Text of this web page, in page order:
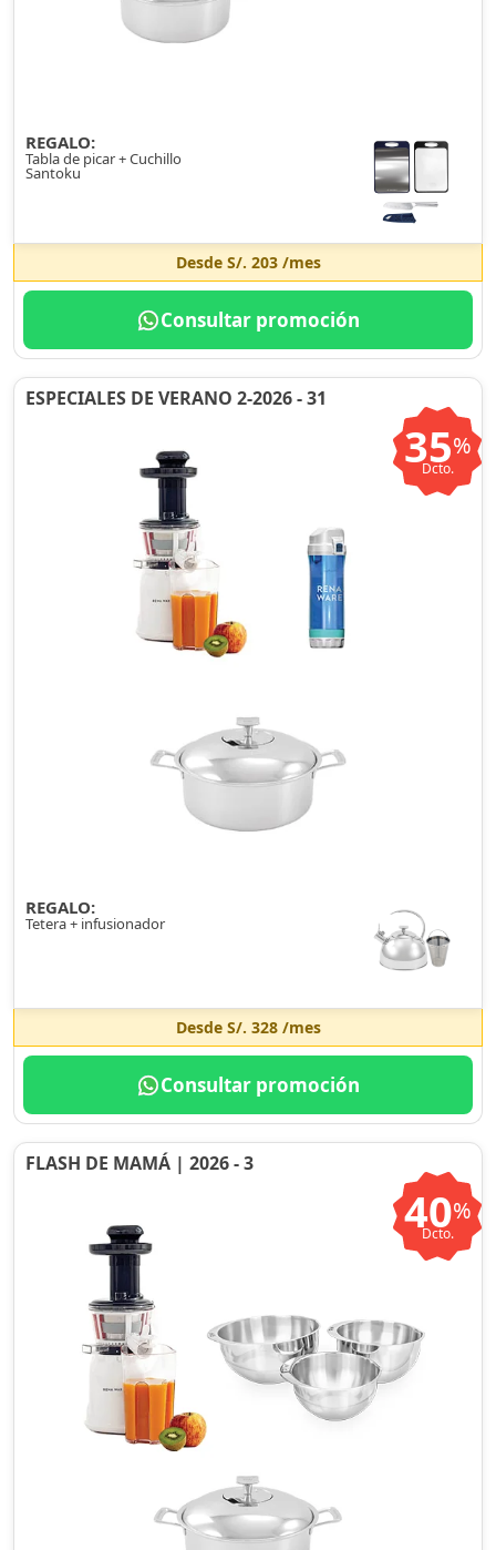
REGALO:
Tabla de picar + Cuchillo
Santoku
Desde S/. 203/mes
Consultar promoción
ESPECIALES DE VERANO 2-2026 - 31
35%
Dcto.
REGALO:
Tetera + infusionador
Desde S/. 328/mes
Consultar promoción
FLASH DE MAMÁ | 2026 - 3
40%
Dcto.